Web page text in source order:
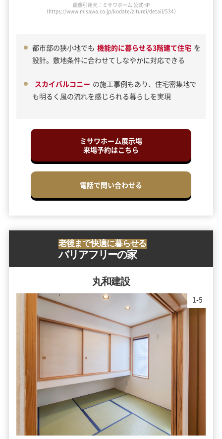
画像引用元：ミサワホーム 公式HP
（https://www.misawa.co.jp/kodate/ziturei/detail/534）
都市部の狭小地でも 機能的に暮らせる3階建て住宅 を
設計。敷地条件に合わせてしなやかに対応できる
スカイバルコニー の施工事例もあり、住宅密集地で
も明るく風の流れを感じられる暮らしを実現
ミサワホーム展示場
来場予約はこちら
電話で問い合わせる
老後まで快適に暮らせる
バリアフリーの家
丸和建設
1-5